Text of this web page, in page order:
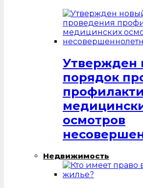
Утвержден
порядок
осмотров
Недвижимость